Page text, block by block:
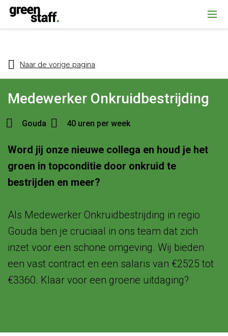
{ "@context": "https://schema.org", "@type": "Organization", "name":
""Greenstaff, "url": "https://www.greenstaff.nl", "logo": "" }
Naar de vorige pagina
Medewerker Onkruidbestrijding
Gouda 40 uren per week
Word jij onze nieuwe collega en houd je het
groen in topconditie door onkruid te
bestrijden en meer?
Als Medewerker Onkruidbestrijding in regio
Gouda ben je cruciaal in ons team dat zich
inzet voor een schone omgeving. Wij bieden
een vast contract en een salaris van €2525 tot
€3360. Klaar voor een groene uitdaging?